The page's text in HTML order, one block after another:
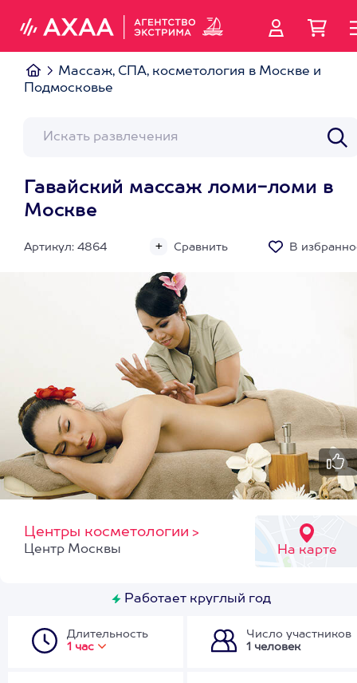
Массаж, СПА, косметология в Москве и
Подмосковье
Гавайский массаж ломи-ломи в
Москве
Артикул: 4864 Сравнить В
Центры косметологии >
На карте
Центр Москвы
Работает круглый год
Длительность
1 час
Число участников
1 человек